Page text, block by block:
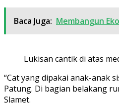
Baca Juga: Membangun
Lukisan cantik di atas
“Cat yang dipakai anak-anak
Patung. Di bagian belakang
Slamet.